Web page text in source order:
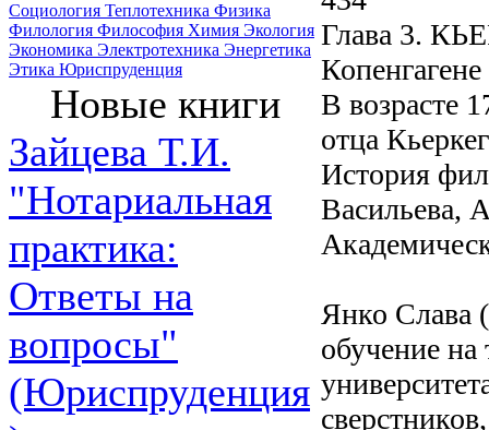
Социология Теплотехника Физика
Филология Философия Химия Экология
Экономика Электротехника Энергетика
Этика Юриспруденция
Новые книги
Зайцева Т.И.
"Нотариальная
практика:
Ответы на
вопросы"
(Юриспруденция
Глава 3.
В возрасте
отца
История
Васильева,
Янко Слава
обучение на